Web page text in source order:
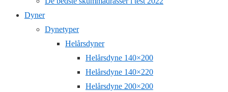
Dyner
Dynetyper
Helårsdyner
Helårsdyne 140×200
Helårsdyne 140×220
Helårsdyne 200×200